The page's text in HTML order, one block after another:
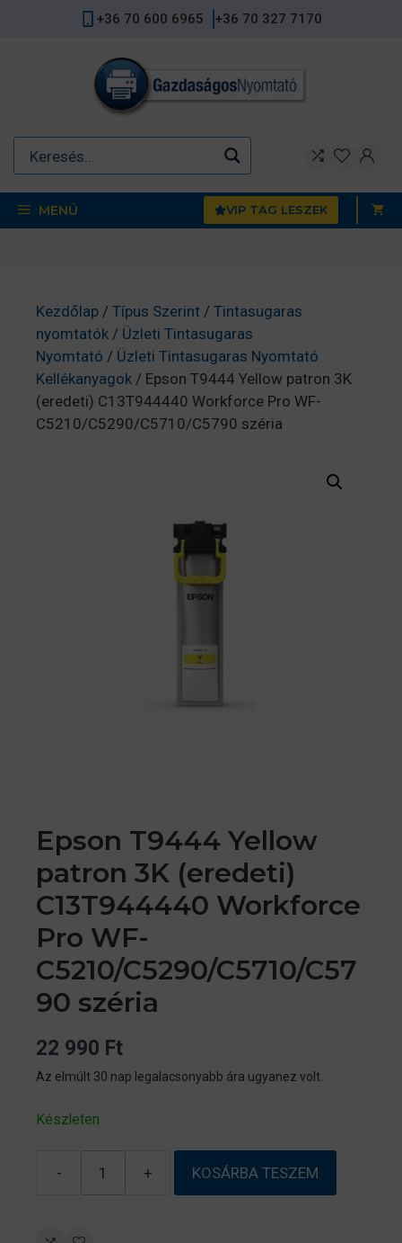
+36 70 600 6965 +36 70 327 7170
MENÜ VIP TAG LESZEK
Kezdőlap / Típus Szerint / Tintasugaras
nyomtatók / Üzleti Tintasugaras
Nyomtató / Üzleti Tintasugaras Nyomtató
Kellékanyagok / Epson T9444 Yellow patron 3K
(eredeti) C13T944440 Workforce Pro WF-
C5210/C5290/C5710/C5790 széria
Epson T9444 Yellow
patron 3K (eredeti)
C13T944440 Workforce
Pro WF-
C5210/C5290/C5710/C57
90 széria
22 990 Ft
Az elmúlt 30 nap legalacsonyabb ára ugyanez volt.
Készleten
-
Epson
+ KOSÁRBA TESZEM